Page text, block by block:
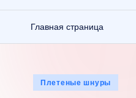
Главная страница
Опубликовано
Плетеные шнуры